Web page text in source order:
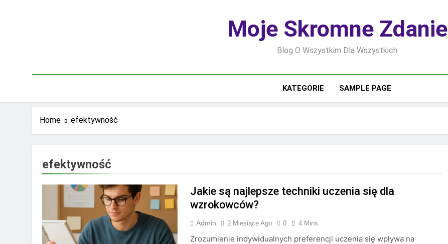
Moje Skromne Zdanie
Blog O Wszystkim Dla Wszystkich
KATEGORIE SAMPLE PAGE
Home efektywność
efektywność
Jakie są najlepsze techniki uczenia się dla
wzrokowców?
Admin 2 Miesiące Ago 0 4 Mins
Zrozumienie indywidualnych preferencji uczenia się wpływa na